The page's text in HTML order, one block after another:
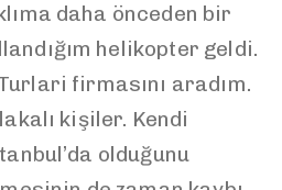
daha önceden bir
helikopter geldi.
firmasını aradım.
kişiler. Kendi
olduğunu